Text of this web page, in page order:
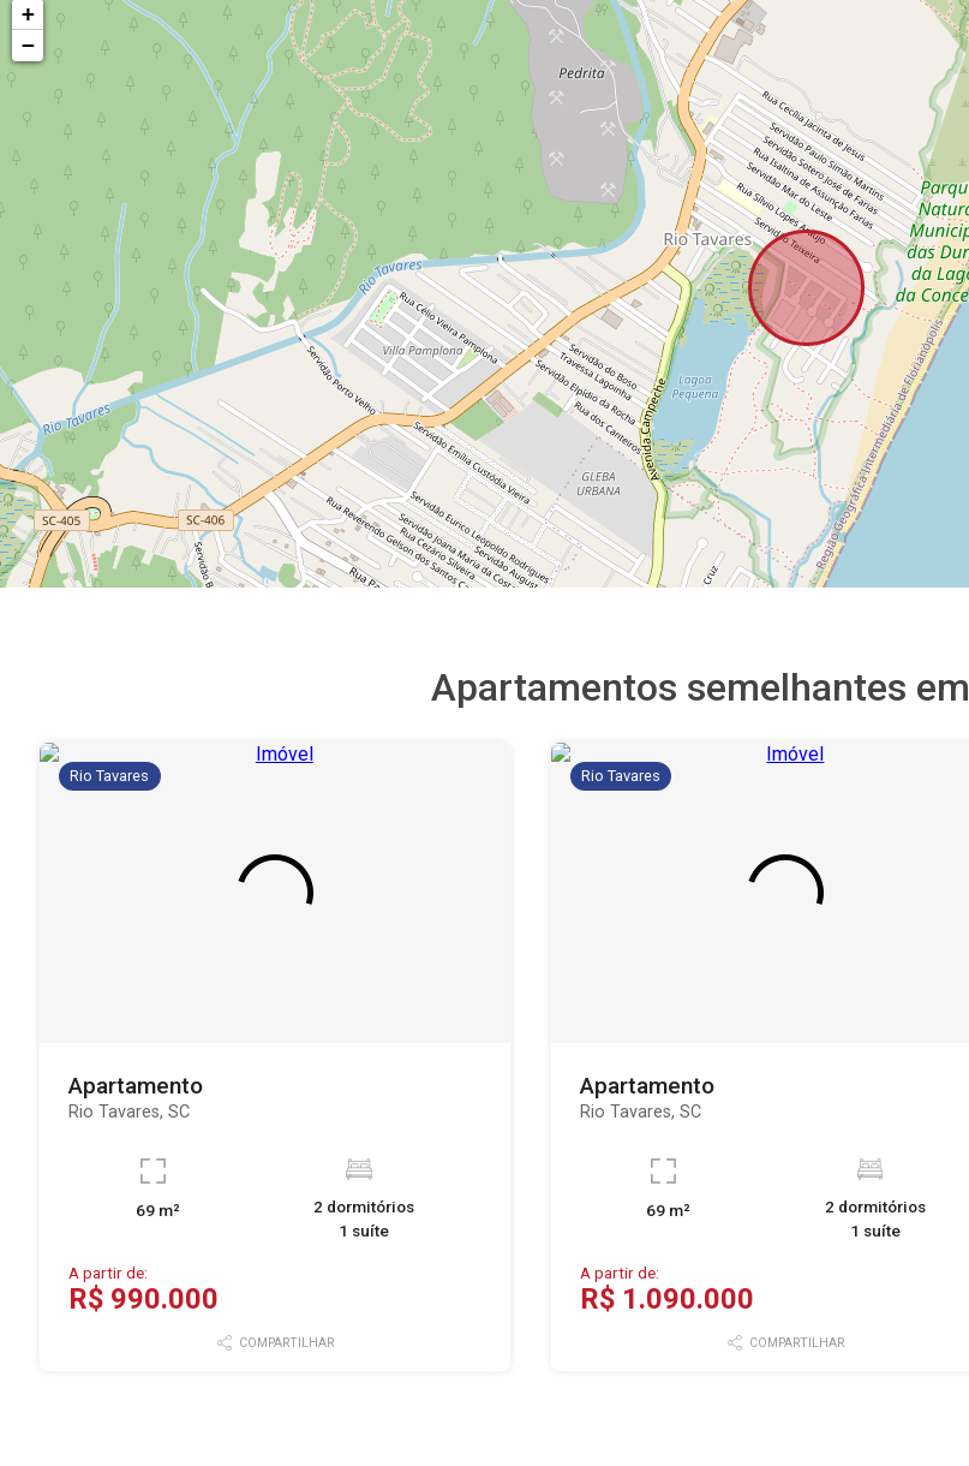
+
−
Apartamentos semelhantes em
Rio Tavares
Apartamento
Rio Tavares, SC
69 m²
2 dormitórios
1 suíte
A partir de:
R$ 990.000
COMPARTILHAR
Rio Tavares
Apartamento
Rio Tavares, SC
69 m²
2 dormitórios
1 suíte
A partir de:
R$ 1.090.000
COMPARTILHAR